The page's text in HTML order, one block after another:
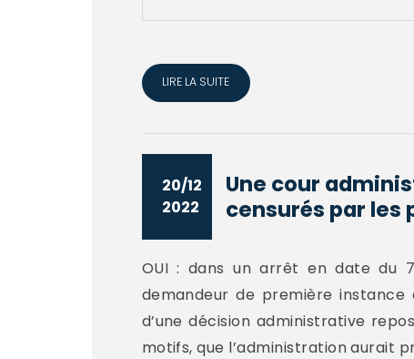
LIRE LA SUITE
20/12
2022
Une cour
censurés par les
OUI : dans un arrêt en date du
demandeur de première
d’une décision administrative
motifs, que l’administration aurait